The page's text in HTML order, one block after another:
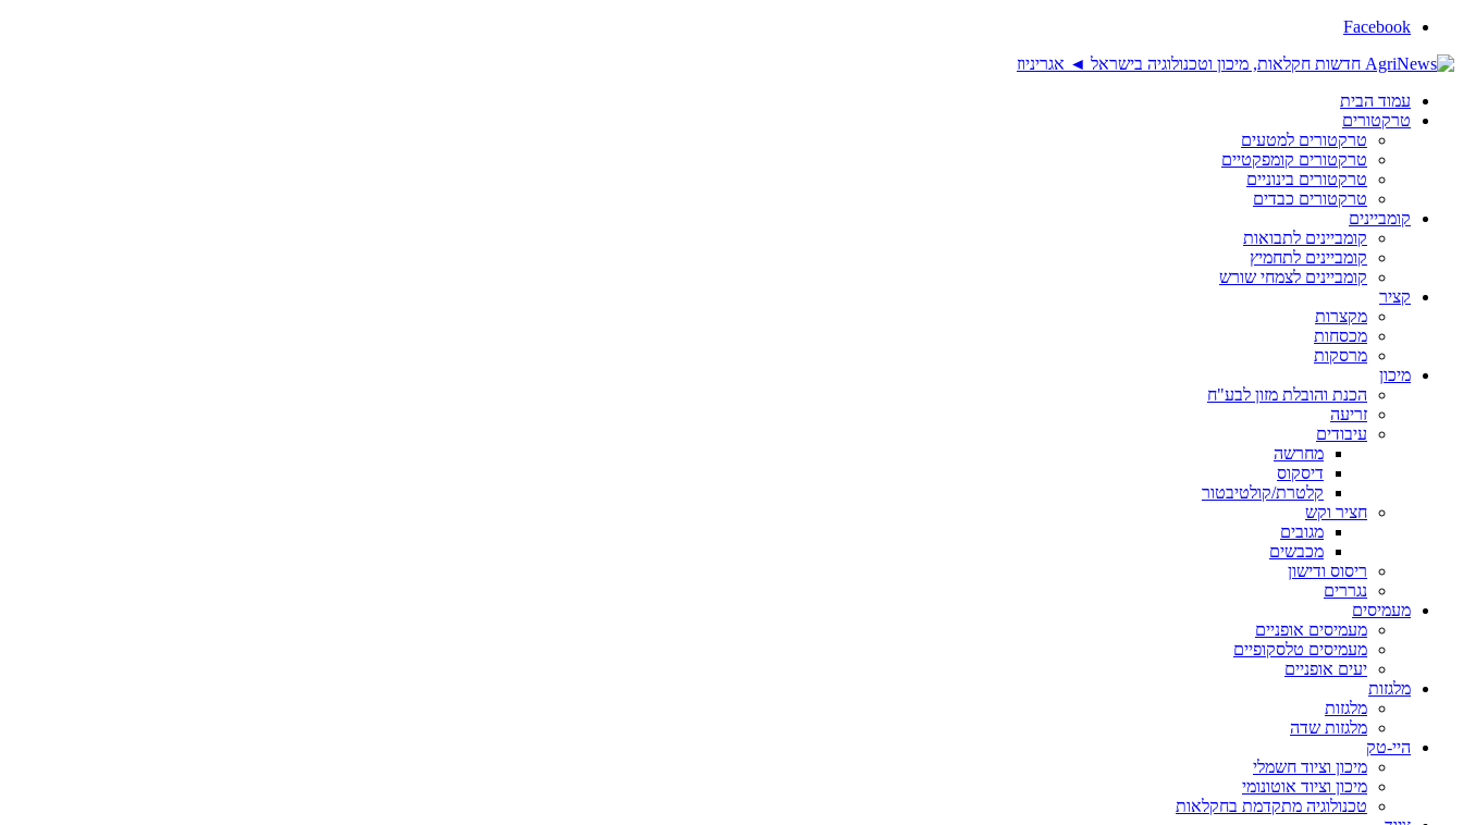
Facebook
עמוד הבית
טרקטורים
טרקטורים למטעים
טרקטורים קומפקטיים
טרקטורים בינוניים
טרקטורים כבדים
קומביינים
קומביינים לתבואות
קומביינים לתחמיץ
קומביינים לצמחי שורש
קציר
מקצרות
מכסחות
מרסקות
מיכון
הכנת והובלת מזון לבע"ח
זריעה
עיבודים
מחרשה
דיסקוס
קלטרת/קולטיבטור
חציר וקש
מגובים
מכבשים
ריסוס ודישון
נגררים
מעמיסים
מעמיסים אופניים
מעמיסים טלסקופיים
יעים אופניים
מלגזות
מלגזות
מלגזות שדה
היי-טק
מיכון וציוד חשמלי
מיכון וציוד אוטונומי
טכנולוגיה מתקדמת בחקלאות